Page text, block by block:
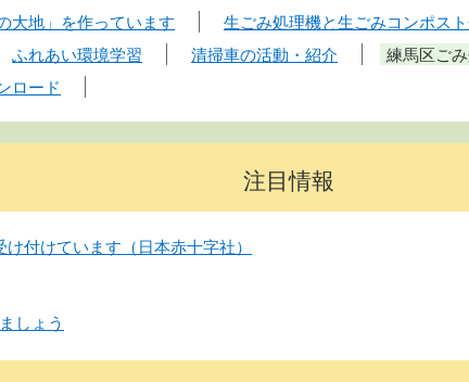
大地」を作っています
生ごみ処理機と生ごみコンポス
ふれあい環境学習 清掃車の活動・紹介
練馬区ご
ロード
注目情報
付けています（日本赤十字社）
しょう